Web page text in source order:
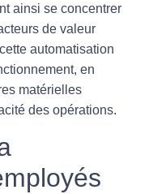
ainsi se concentrer
de valeur
automatisation
, en
matérielles
des opérations.